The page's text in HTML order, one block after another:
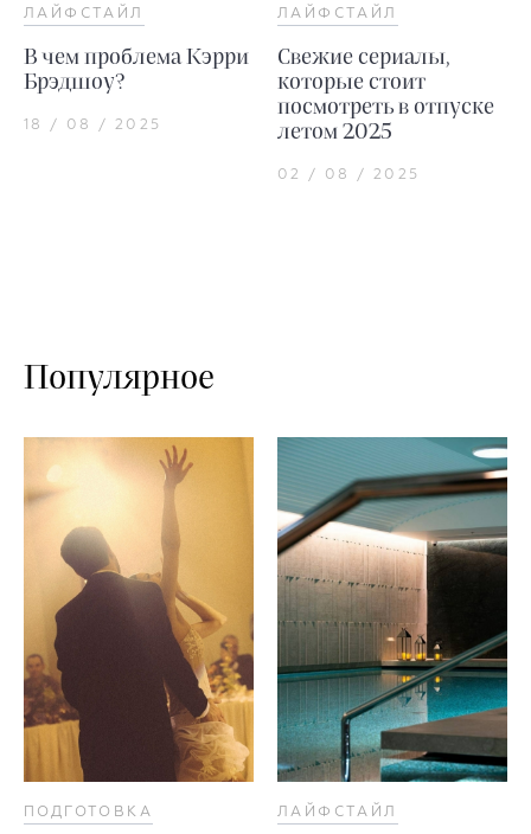
ЛАЙФСТАЙЛ
В чем проблема Кэрри
Брэдшоу?
18 / 08 / 2025
ЛАЙФСТАЙЛ
Свежие сериалы,
которые стоит
посмотреть в отпуске
летом 2025
02 / 08 / 2025
Популярное
ПОДГОТОВКА ЛАЙФСТАЙЛ